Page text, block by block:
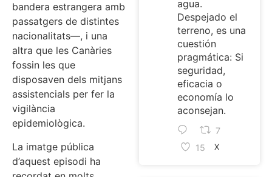
bandera estrangera amb
passatgers de distintes
nacionalitats—, i una
altra que les Canàries
fossin les que
disposaven dels mitjans
assistencials per fer la
vigilància
epidemiològica.
La imatge pública
d’aquest episodi ha
agua.
Despejado el
terreno, es una
cuestión
pragmática: Si
seguridad,
eficacia o
economía lo
aconsejan.
7
15
X